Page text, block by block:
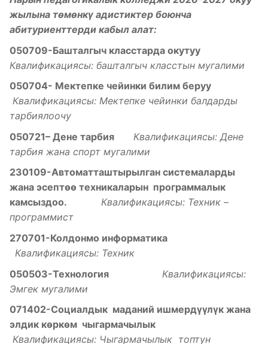
жылына төмөнкү адистиктер боюнча
абитуриенттерди кабыл алат:
050709-Башталгыч класстарда окутуу
Квалификациясы: башталгыч класстын мугалими
050704- Мектепке чейинки билим беруу
Квалификациясы: Мектепке чейинки балдарды
тарбиялоочу
050721– Дене тарбия
Квалификациясы: Дене
тарбия жана спорт мугалими
230109-Автоматташтырылган системаларды
жана эсептѳѳ техникаларын программалык
камсыздоо.
Квалификациясы: Техник –
программист
270701-Колдонмо информатика
Квалификациясы: Техник
050503-Технология
Квалификациясы:
Эмгек мугалими
071402-Социалдык маданий ишмердүүлүк жана
элдик кѳркѳм чыгармачылык
Квалификациясы: Чыгармачылык топтун